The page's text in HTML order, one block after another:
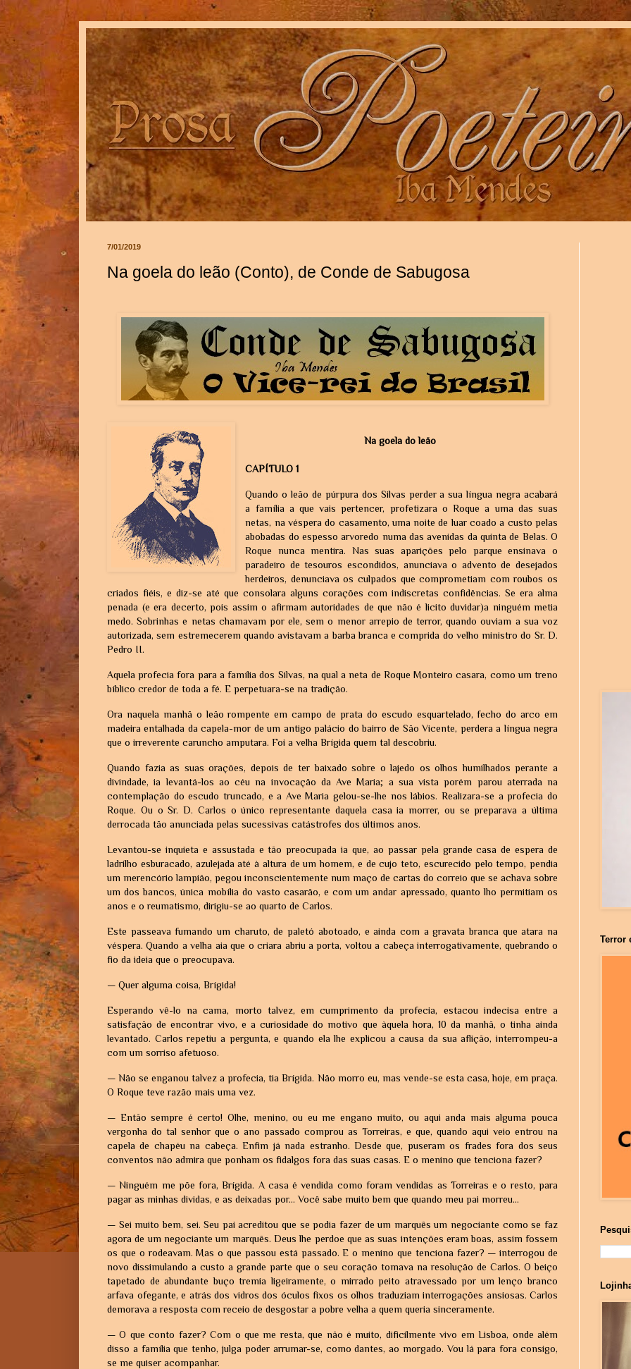
7/01/2019
Na goela do leão (Conto), de Conde de Sabugosa
Na goela do leão
CAPÍTULO 1
Quando o leão de púrpura dos Silvas perder a sua língua negra acabará
a família a que vais pertencer, profetizara o Roque a uma das suas
netas, na véspera do casamento, uma noite de luar coado a custo pelas
abobadas do espesso arvoredo numa das avenidas da quinta de Belas. O
Roque nunca mentira. Nas suas aparições pelo parque ensinava o
paradeiro de tesouros escondidos, anunciava o advento de desejados
herdeiros, denunciava os culpados que comprometiam com roubos os
criados fiéis, e diz-se até que consolara alguns corações com indiscretas confidências. Se era alma
penada (e era decerto, pois assim o afirmam autoridades de que não é licito duvidar)a ninguém metia
medo. Sobrinhas e netas chamavam por ele, sem o menor arrepio de terror, quando ouviam a sua voz
autorizada, sem estremecerem quando avistavam a barba branca e comprida do velho ministro do Sr. D.
Pedro II.
Aquela profecia fora para a família dos Silvas, na qual a neta de Roque Monteiro casara, como um treno
bíblico credor de toda a fé. E perpetuara-se na tradição.
Ora naquela manhã o leão rompente em campo de prata do escudo esquartelado, fecho do arco em
madeira entalhada da capela-mor de um antigo palácio do bairro de São Vicente, perdera a língua negra
que o irreverente caruncho amputara. Foi a velha Brígida quem tal descobriu.
Quando fazia as suas orações, depois de ter baixado sobre o lajedo os olhos humilhados perante a
divindade, ia levantá-los ao céu na invocação da Ave Maria; a sua vista porém parou aterrada na
contemplação do escudo truncado, e a Ave Maria gelou-se-lhe nos lábios. Realizara-se a profecia do
Roque. Ou o Sr. D. Carlos o único representante daquela casa ia morrer, ou se preparava a última
derrocada tão anunciada pelas sucessivas catástrofes dos últimos anos.
Levantou-se inquieta e assustada e tão preocupada ia que, ao passar pela grande casa de espera de
ladrilho esburacado, azulejada até à altura de um homem, e de cujo teto, escurecido pelo tempo, pendia
um merencório lampião, pegou inconscientemente num maço de cartas do correio que se achava sobre
um dos bancos, única mobília do vasto casarão, e com um andar apressado, quanto lho permitiam os
anos e o reumatismo, dirigiu-se ao quarto de Carlos.
Este passeava fumando um charuto, depaletó abotoado, e ainda com a gravata branca que atara na
véspera. Quando a velha aia que o criara abriu a porta, voltou a cabeça interrogativamente, quebrando o
fio da ideia que o preocupava.
— Quer alguma coisa, Brígida!
Esperando vê-lo na cama, morto talvez, em cumprimento da profecia, estacou indecisa entre a
satisfação de encontrar vivo, e a curiosidade do motivo que àquela hora, 10 da manhã, o tinha ainda
levantado. Carlos repetiu a pergunta, e quando ela lhe explicou a causa da sua aflição, interrompeu-a
com um sorriso afetuoso.
— Não se enganou talvez a profecia, tia Brígida. Não morro eu, mas vende-se esta casa, hoje, em praça.
O Roque teve razão mais uma vez.
— Então sempre é certo! Olhe, menino, ou eu me engano muito, ou aqui anda mais alguma pouca
vergonha do tal senhor que o ano passado comprou as Torreiras, e que, quando aqui veio entrou na
capela de chapéu na cabeça. Enfim já nada estranho. Desde que, puseram os frades fora dos seus
conventos não admira que ponham os fidalgos fora das suas casas. E o menino que tenciona fazer?
— Ninguém me põe fora, Brígida. A casa é vendida como foram vendidas as Torreiras e o resto, para
pagar as minhas dividas, e as deixadas por... Você sabe muito bem que quando meu pai morreu...
— Sei muito bem, sei. Seu pai acreditou que se podia fazer de um marquês um negociante como se faz
agora de um negociante um marquês. Deus lhe perdoe que as suas intenções eram boas, assim fossem
os que o rodeavam. Mas o que passou está passado. E o menino que tenciona fazer? — interrogou de
novo dissimulando a custo a grande parte que o seu coração tomava na resolução de Carlos. O beiço
tapetado de abundante buço tremia ligeiramente, o mirrado peito atravessado por um lenço branco
arfava ofegante, e atrás dos vidros dos óculos fixos os olhos traduziam interrogações ansiosas. Carlos
demorava a resposta com receio de desgostar a pobre velha a quem queria sinceramente.
— O que conto fazer? Com o que me resta, que não é muito, dificilmente vivo em Lisboa, onde além
disso a família que tenho, julga poder arrumar-se, como dantes, ao morgado. Vou lá para fora consigo,
se me quiser acompanhar.
Terror